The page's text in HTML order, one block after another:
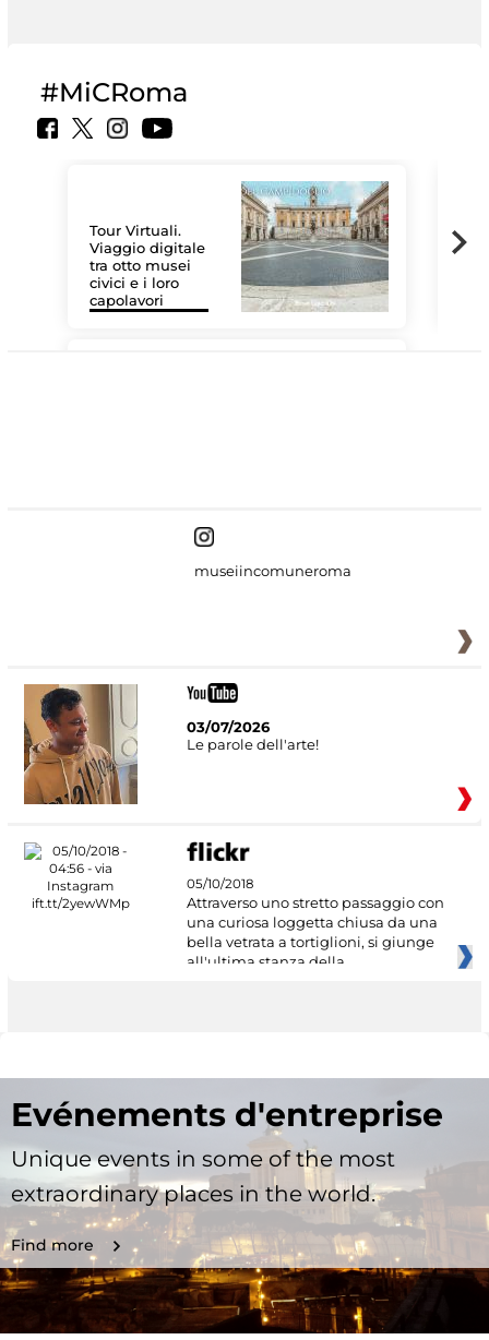
#MiCRoma
Tour Virtuali.
Viaggio digitale
tra otto musei
civici e i loro
capolavori
museiincomuneroma
03/07/2026
Le parole dell'arte!
05/10/2018
Attraverso uno stretto passaggio con
una curiosa loggetta chiusa da una
bella vetrata a tortiglioni, si giunge
all'ultima stanza della
Evénements d'entreprise
Unique events in some of the most
extraordinary places in the world.
Find more